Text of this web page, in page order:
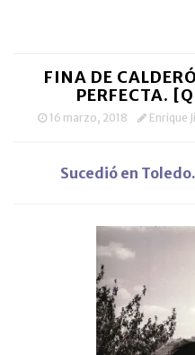
FINA DE
PERFECTA.
16 marzo, 2018 Enrique
Sucedió en Toledo.